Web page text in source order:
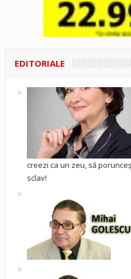
EDITORIALE
creezi ca un zeu, să
sclav!